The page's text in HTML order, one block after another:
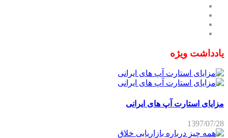
یادداشت ویژه
مزایای استارت آپ های ایرانی
1397/07/28